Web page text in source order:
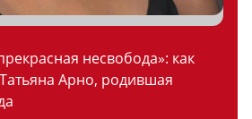
несвобода»: как
Арно, родившая